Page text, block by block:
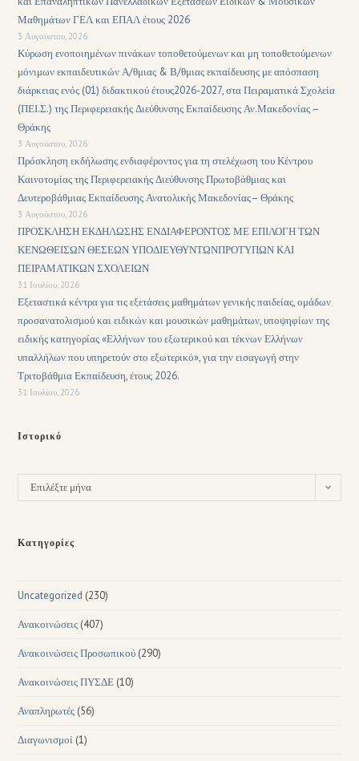
Μαθημάτων ΓΕΛ και ΕΠΑΛ έτους 2026
3 Αυγούστου, 2026
Κύρωση ενοποιημένων πινάκων τοποθετούμενων και μη τοποθετούμενων
μόνιμων εκπαιδευτικών Α/θμιας & Β/θμιας εκπαίδευσης με απόσπαση
διάρκειας ενός (01) διδακτικού έτους2026-2027, στα Πειραματικά Σχολεία
(ΠΕΙ.Σ.) της Περιφερειακής Διεύθυνσης Εκπαίδευσης Αν.Μακεδονίας –
Θράκης
3 Αυγούστου, 2026
Πρόσκληση εκδήλωσης ενδιαφέροντος για τη στελέχωση του Κέντρου
Καινοτομίας της Περιφερειακής Διεύθυνσης Πρωτοβάθμιας και
Δευτεροβάθμιας Εκπαίδευσης Ανατολικής Μακεδονίας– Θράκης
3 Αυγούστου, 2026
ΠΡΟΣΚΛΗΣΗ ΕΚΔΗΛΩΣΗΣ ΕΝΔΙΑΦΕΡΟΝΤΟΣ ΜΕ ΕΠΙΛΟΓΗ ΤΩΝ
ΚΕΝΩΘΕΙΣΩΝ ΘΕΣΕΩΝ ΥΠΟΔΙΕΥΘΥΝΤΩΝΠΡΟΤΥΠΩΝ ΚΑΙ
ΠΕΙΡΑΜΑΤΙΚΩΝ ΣΧΟΛΕΙΩΝ
31 Ιουλίου, 2026
Εξεταστικά κέντρα για τις εξετάσεις μαθημάτων γενικής παιδείας, ομάδων
προσανατολισμού και ειδικών και μουσικών μαθημάτων, υποψηφίων της
ειδικής κατηγορίας «Ελλήνων του εξωτερικού και τέκνων Ελλήνων
υπαλλήλων που υπηρετούν στο εξωτερικό», για την εισαγωγή στην
Τριτοβάθμια Εκπαίδευση, έτους 2026.
31 Ιουλίου, 2026
Ιστορικό
Επιλέξτε μήνα
Κατηγορίες
Uncategorized (230)
Ανακοινώσεις (407)
Ανακοινώσεις Προσωπικού (290)
Ανακοινώσεις ΠΥΣΔΕ (10)
Αναπληρωτές (56)
Διαγωνισμοί (1)